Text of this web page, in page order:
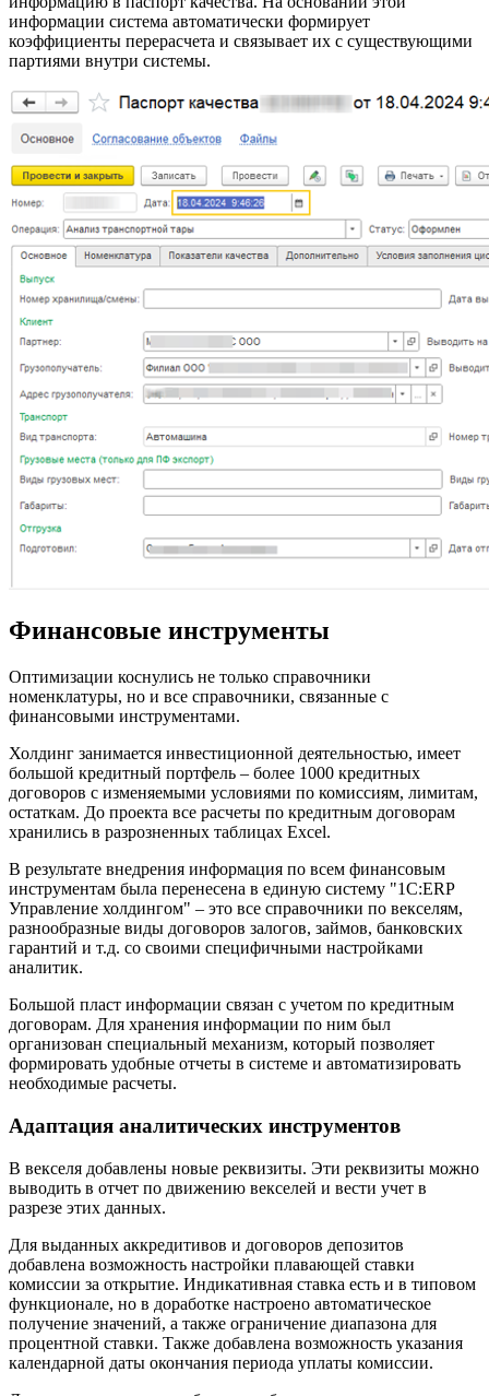
информации система автоматически формирует
коэффициенты перерасчета и связывает их с существующими
партиями внутри системы.
Финансовые инструменты
Оптимизации коснулись не только справочники
номенклатуры, но и все справочники, связанные с
финансовыми инструментами.
Холдинг занимается инвестиционной деятельностью, имеет
большой кредитный портфель – более 1000 кредитных
договоров с изменяемыми условиями по комиссиям, лимитам,
остаткам. До проекта все расчеты по кредитным договорам
хранились в разрозненных таблицах Excel.
В результате внедрения информация по всем финансовым
инструментам была перенесена в единую систему "1С:ERP
Управление холдингом" – это все справочники по векселям,
разнообразные виды договоров залогов, займов, банковских
гарантий и т.д. со своими специфичными настройками
аналитик.
Большой пласт информации связан с учетом по кредитным
договорам. Для хранения информации по ним был
организован специальный механизм, который позволяет
формировать удобные отчеты в системе и автоматизировать
необходимые расчеты.
Адаптация аналитических инструментов
В векселя добавлены новые реквизиты. Эти реквизиты можно
выводить в отчет по движению векселей и вести учет в
разрезе этих данных.
Для выданных аккредитивов и договоров депозитов
добавлена возможность настройки плавающей ставки
комиссии за открытие. Индикативная ставка есть и в типовом
функционале, но в доработке настроено автоматическое
получение значений, а также ограничение диапазона для
процентной ставки. Также добавлена возможность указания
календарной даты окончания периода уплаты комиссии.